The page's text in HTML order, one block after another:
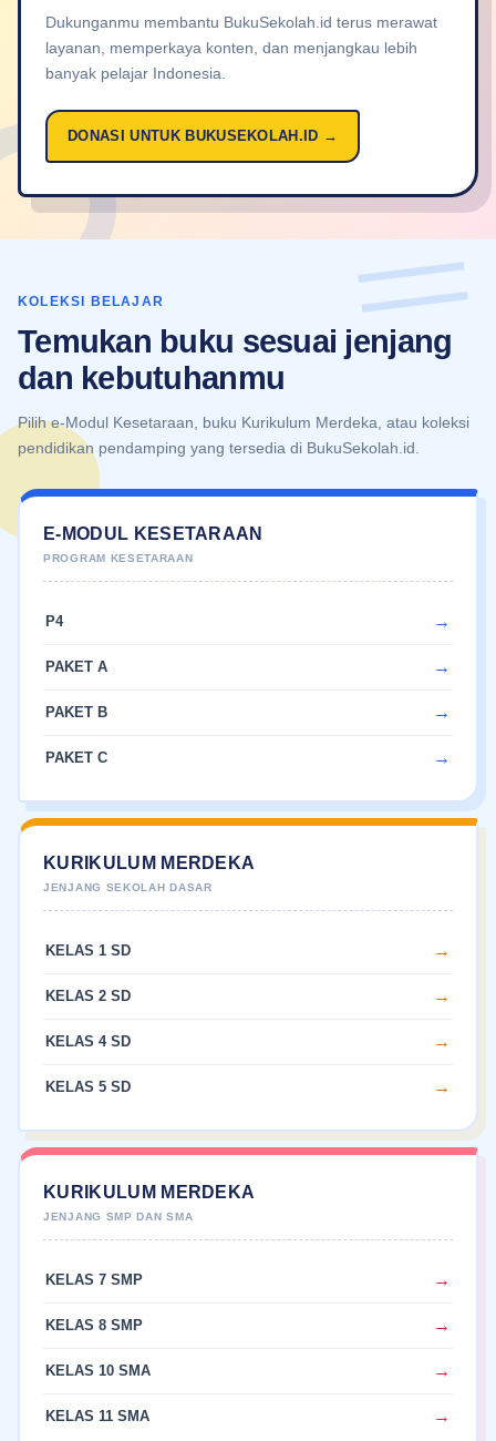
Dukunganmu membantu BukuSekolah.id terus merawat
layanan, memperkaya konten, dan menjangkau lebih
banyak pelajar Indonesia.
DONASI UNTUK BUKUSEKOLAH.ID →
KOLEKSI BELAJAR
Temukan buku sesuai jenjang
dan kebutuhanmu
Pilih e-Modul Kesetaraan, buku Kurikulum Merdeka, atau koleksi
pendidikan pendamping yang tersedia di BukuSekolah.id.
E-MODUL KESETARAAN
P4
PAKET A
PAKET B
PAKET C
KURIKULUM MERDEKA
KELAS 1 SD
KELAS 2 SD
KELAS 4 SD
KELAS 5 SD
KURIKULUM MERDEKA
KELAS 7 SMP
KELAS 8 SMP
KELAS 10 SMA
KELAS 11 SMA